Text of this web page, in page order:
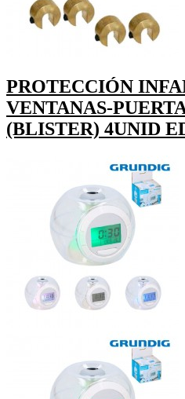
PROTECCIÓN
VENTANAS-
(BLISTER) 4UNID